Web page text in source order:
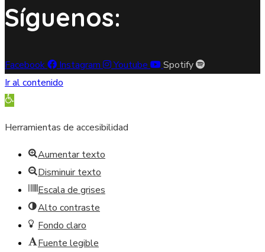
Síguenos:
Facebook Instagram Youtube
Spotify
Ir al contenido
Abrir barra de herramientas
Herramientas de accesibilidad
Aumentar texto
Disminuir texto
Escala de grises
Alto contraste
Fondo claro
Fuente legible